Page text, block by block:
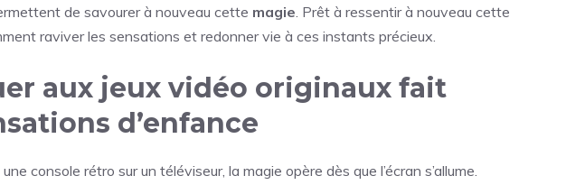
de savourer à nouveau cette magie. Prêt à ressentir à nouveau cette
raviver les sensations et redonner vie à ces instants précieux.
aux jeux vidéo originaux fait
d’enfance
console rétro sur un téléviseur, la magie opère dès que l’écran s’allume.